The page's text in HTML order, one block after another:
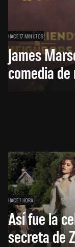
HACE 17 MINUTOS
James
comedia
HACE 1 HORA
Así fue la
secreta de